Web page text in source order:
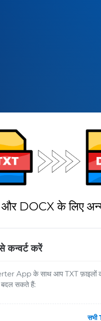
DOCX के लिए अन्य
कन्वर्ट करें
App के साथ आप TXT फ़ाइलों
बदल सकते हैं:
सभी